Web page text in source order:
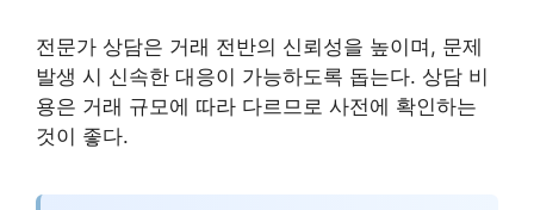
전문가 상담은 거래 전반의 신뢰성을 높이며, 문제
발생 시 신속한 대응이 가능하도록 돕는다. 상담 비
용은 거래 규모에 따라 다르므로 사전에 확인하는
것이 좋다.